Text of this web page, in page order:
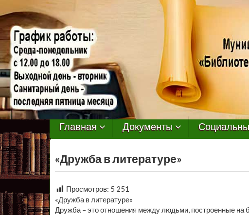
МБУ
Библиотека
Первомайского
Сельского
Поселения
Главная Документы
«Дружба в литературе»
Просмотров: 5 251
«Дружба в литературе»
Дружба – это отношения между людьми, построенные на